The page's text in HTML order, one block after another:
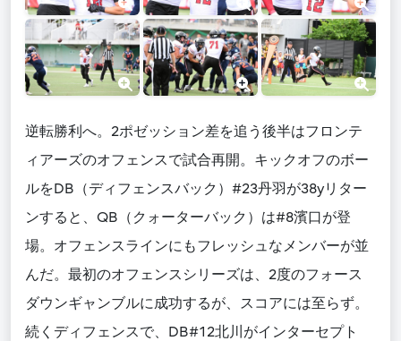
逆転勝利へ。2ポゼッション差を追う後半はフロンテ
ィアーズのオフェンスで試合再開。キックオフのボー
ルをDB（ディフェンスバック）#23丹羽が38yリター
ンすると、QB（クォーターバック）は#8濱口が登
場。オフェンスラインにもフレッシュなメンバーが並
んだ。最初のオフェンスシリーズは、2度のフォース
ダウンギャンブルに成功するが、スコアには至らず。
続くディフェンスで、DB#12北川がインターセプト